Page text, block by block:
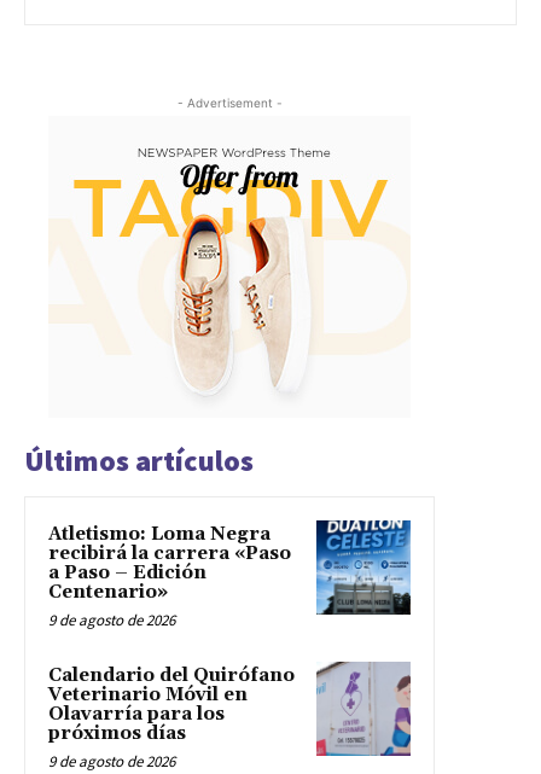
- Advertisement -
Últimos artículos
Atletismo: Loma Negra
recibirá la carrera «Paso
a Paso – Edición
Centenario»
9 de agosto de 2026
Calendario del Quirófano
Veterinario Móvil en
Olavarría para los
próximos días
9 de agosto de 2026